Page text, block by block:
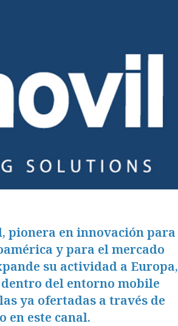
pionera en innovación para
y para el mercado
su actividad a Europa,
del entorno mobile
ya ofertadas a través de
en este canal.